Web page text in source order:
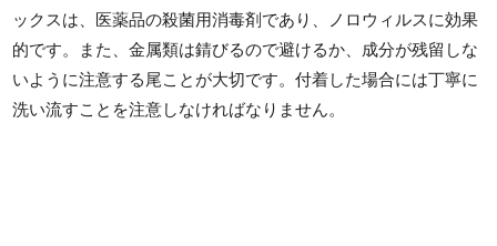
ックスは、医薬品の殺菌用消毒剤であり、ノロウィルスに効果
的です。また、金属類は錆びるので避けるか、成分が残留しな
いように注意する尾ことが大切です。付着した場合には丁寧に
洗い流すことを注意しなければなりません。